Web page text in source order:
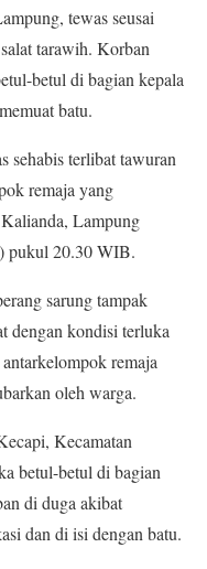
tewas seusai
tarawih. Korban
betul di bagian kepala
batu.
sehabis terlibat tawuran
remaja yang
Lampung
pukul 20.30 WIB.
sarung tampak
dengan kondisi terluka
remaja
oleh warga.
Kecamatan
betul-betul di bagian
di duga akibat
dan di isi dengan batu.